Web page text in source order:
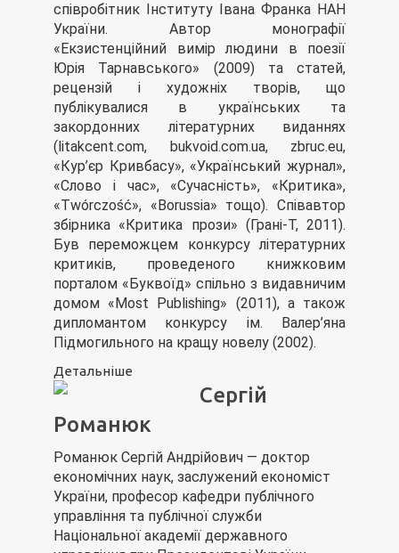
співробітник Інституту Івана Франка НАН
України. Автор монографії
«Екзистенційний вимір людини в поезії
Юрія Тарнавського» (2009) та статей,
рецензій і художніх творів, що
публікувалися в українських та
закордонних літературних виданнях
(litakcent.com, bukvoid.com.ua, zbruc.eu,
«Кур’єр Кривбасу», «Український журнал»,
«Слово і час», «Сучасність», «Критика»,
«Twórczość», «Borussia» тощо). Співавтор
збірника «Критика прози» (Грані-Т, 2011).
Був переможцем конкурсу літературних
критиків, проведеного книжковим
порталом «Буквоїд» спільно з видавничим
домом «Most Publishing» (2011), а також
дипломантом конкурсу ім. Валер’яна
Підмогильного на кращу новелу (2002).
Детальніше
Сергій
Романюк
Романюк Сергій Андрійович — доктор
економічних наук, заслужений економіст
України, професор кафедри публічного
управління та публічної служби
Національної академії державного